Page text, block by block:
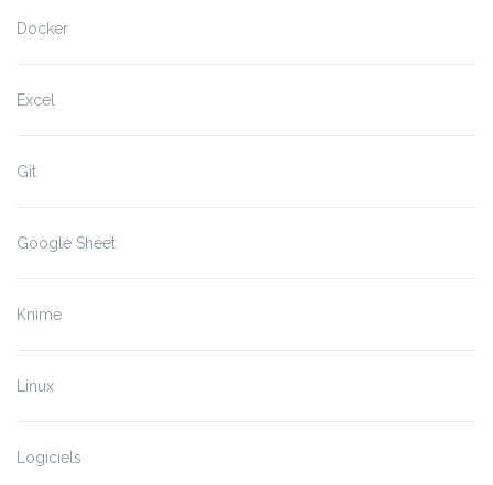
Docker
Excel
Git
Google Sheet
Knime
Linux
Logiciels